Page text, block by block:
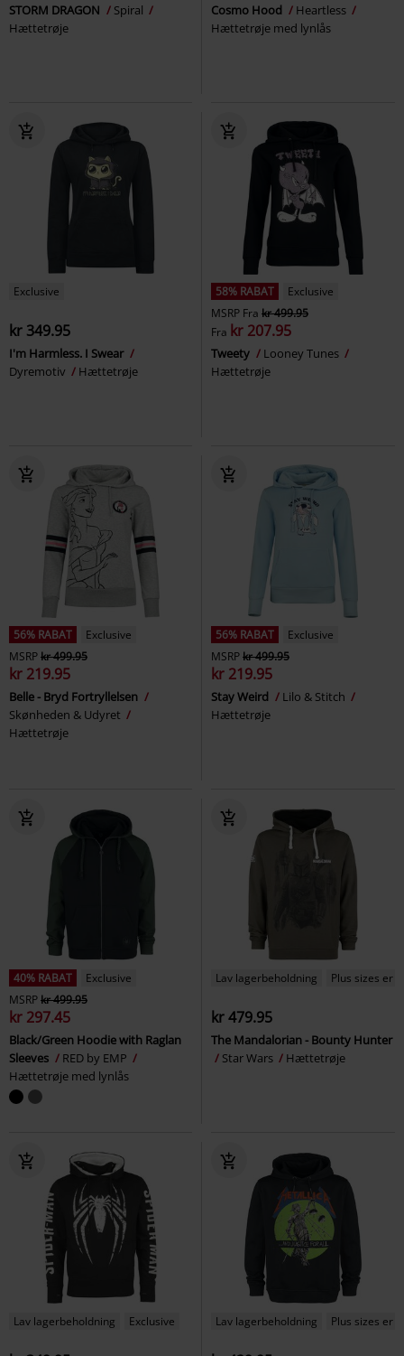
STORM DRAGON
Spiral
Hættetrøje
Cosmo Hood
Heartless
Hættetrøje med lynlås
Exclusive
kr 349.95
I'm Harmless. I Swear
Dyremotiv
Hættetrøje
58% RABAT
Exclusive
MSRP Fra kr 499.95
Fra kr 207.95
Tweety
Looney Tunes
Hættetrøje
56% RABAT
Exclusive
MSRPkr 499.95
kr 219.95
Belle - Bryd Fortryllelsen
Skønheden & Udyret
Hættetrøje
56% RABAT
Exclusive
MSRPkr 499.95
kr 219.95
Stay Weird
Lilo & Stitch
Hættetrøje
40% RABAT
Exclusive
MSRPkr 499.95
kr 297.45
Black/Green Hoodie with Raglan
Sleeves
RED by EMP
Hættetrøje med lynlås
Lav lagerbeholdning Plus sizes er
kr 479.95
The Mandalorian - Bounty Hunter
Star Wars
Hættetrøje
Lav lagerbeholdning Exclusive Lav lagerbeholdning Plus sizes er